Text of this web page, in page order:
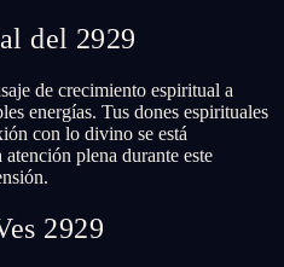
del 2929
de crecimiento espiritual a
energías. Tus dones espirituales
con lo divino se está
plena durante este
2929